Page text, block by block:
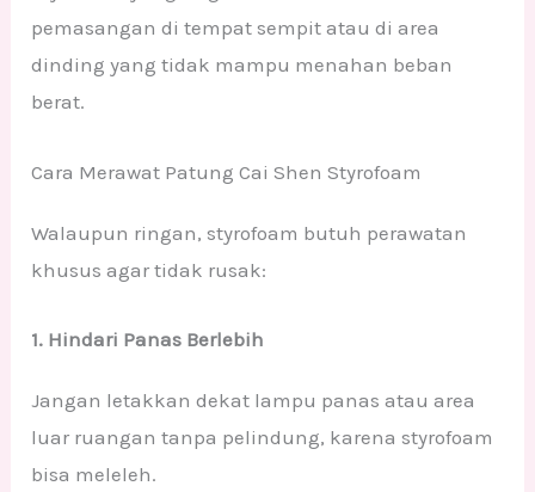
pemasangan di tempat sempit atau di area
dinding yang tidak mampu menahan beban
berat.
Cara Merawat Patung Cai Shen Styrofoam
Walaupun ringan, styrofoam butuh perawatan
khusus agar tidak rusak:
1. Hindari Panas Berlebih
Jangan letakkan dekat lampu panas atau area
luar ruangan tanpa pelindung, karena styrofoam
bisa meleleh.